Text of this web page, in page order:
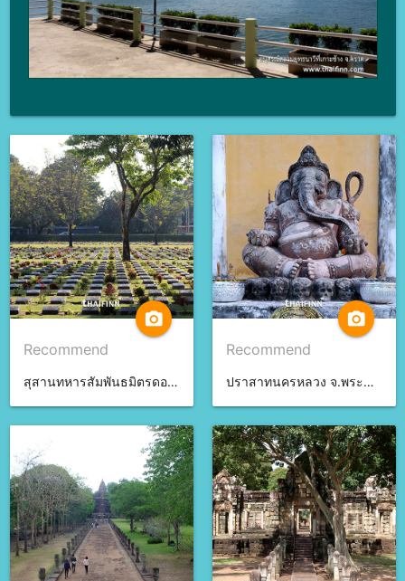
camera_alt
Recommend
สุสานทหารสัมพันธมิตรดอนรัก จ.กาญจนบุรี
camera_alt
Recommend
ปราสาทนครหลวง จ.พระนครศรีอยุธยา